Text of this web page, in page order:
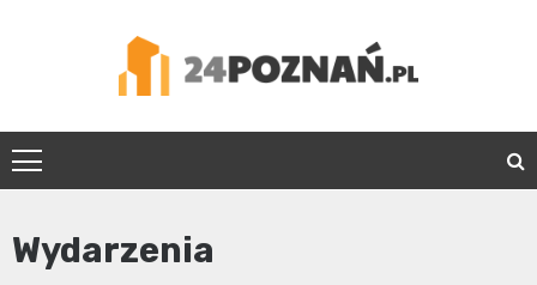
24Poznań.pl
Wydarzenia